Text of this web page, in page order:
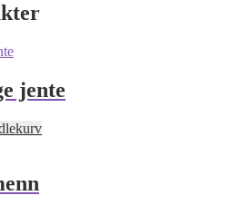
jente